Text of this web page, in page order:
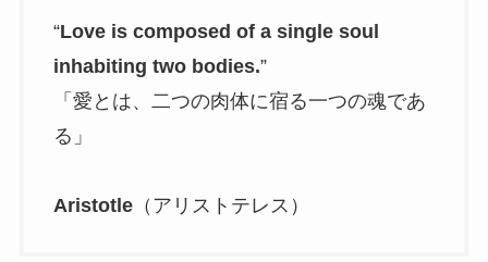
“Love is composed of a single soul
inhabiting two bodies.”
「愛とは、二つの肉体に宿る一つの魂であ
る」
Aristotle（アリストテレス）